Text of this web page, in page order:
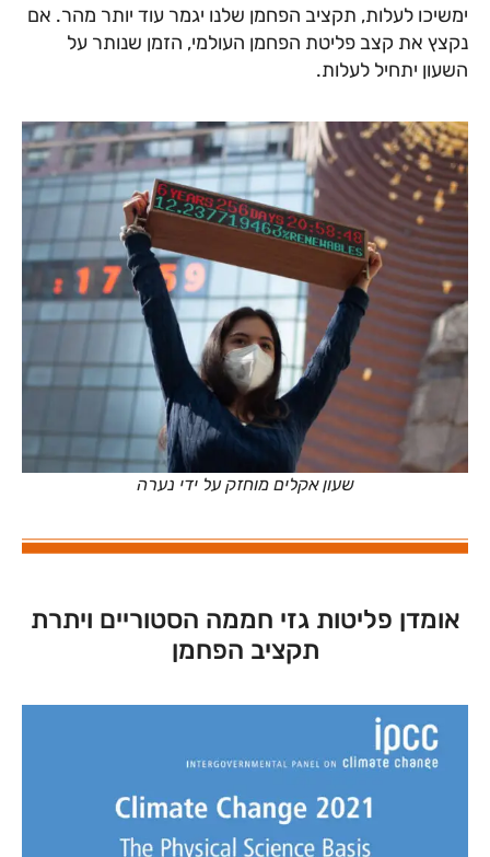
ימשיכו לעלות, תקציב הפחמן שלנו יגמר עוד יותר מהר. אם
נקצץ את קצב פליטת הפחמן העולמי, הזמן שנותר על
השעון יתחיל לעלות.
שעון אקלים מוחזק על ידי נערה
אומדן פליטות גזי חממה הסטוריים ויתרת
תקציב הפחמן